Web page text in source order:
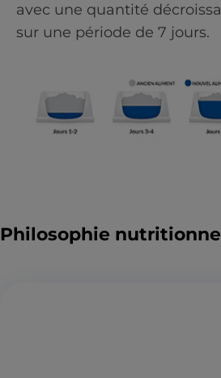
avec une quantité
sur une période de 7 jours.
Philosophie